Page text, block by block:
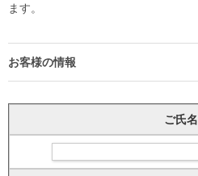
ます。
お客様の情報
ご氏名